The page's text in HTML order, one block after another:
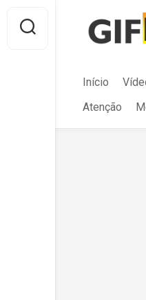
content
Início
Atenção